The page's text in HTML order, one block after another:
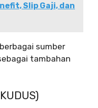
Slip Gaji, dan
sumber
tambahan